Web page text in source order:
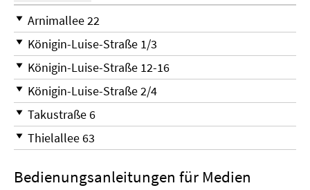
Arnimallee 22
Königin-Luise-Straße 1/3
Königin-Luise-Straße 12-16
Königin-Luise-Straße 2/4
Takustraße 6
Thielallee 63
Bedienungsanleitungen für Medien